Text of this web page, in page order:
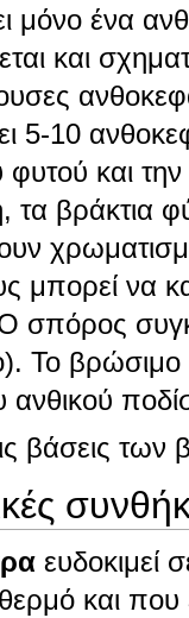
μόνο ένα
και
5-10
φυτού και
τα βράκτια
μπορεί να
Ο σπόρος
Το βρώσιμο
ανθικού
βάσεις των
ευδοκιμεί
και